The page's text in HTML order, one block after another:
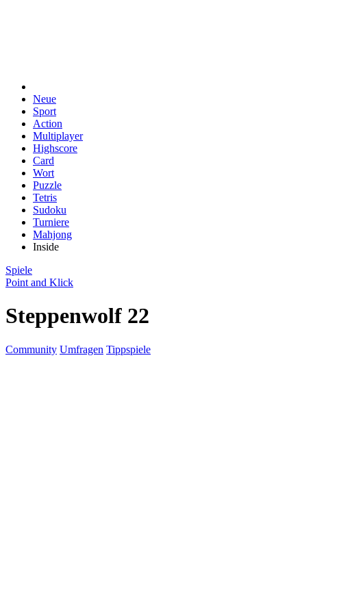
Neue
Sport
Action
Multiplayer
Highscore
Card
Wort
Puzzle
Tetris
Sudoku
Turniere
Mahjong
Inside
Spiele
Point and Klick
Steppenwolf 22
Community Umfragen Tippspiele